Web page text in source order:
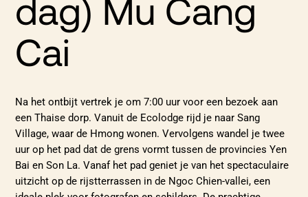
dag) Mu Cang
Cai
Na het ontbijt vertrek je om 7:00 uur voor een bezoek aan
een Thaise dorp. Vanuit de Ecolodge rijd je naar Sang
Village, waar de Hmong wonen. Vervolgens wandel je twee
uur op het pad dat de grens vormt tussen de provincies Yen
Bai en Son La. Vanaf het pad geniet je van het spectaculaire
uitzicht op de rijstterrassen in de Ngoc Chien-vallei, een